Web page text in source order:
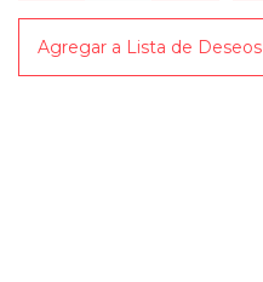
Agregar a Lista de Deseos